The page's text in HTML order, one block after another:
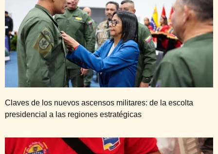
Claves de los nuevos ascensos militares: de la escolta
presidencial a las regiones estratégicas